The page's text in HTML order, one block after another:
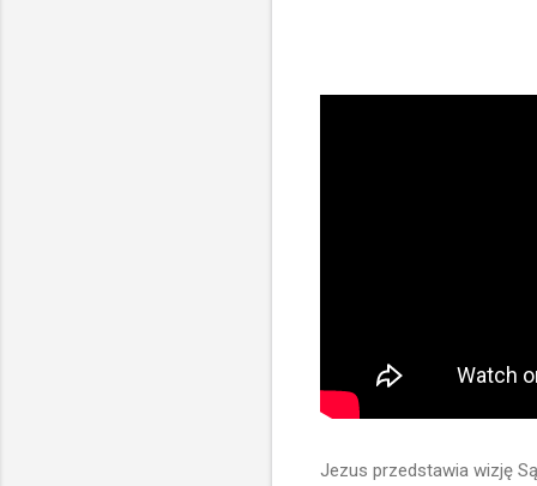
Jezus przedstawia wizję